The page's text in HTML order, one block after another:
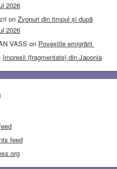
2026
onZvonuri din timpul și după
2026
VASS on Poveștile emigrării
Impresii (fragmentate) din Japonia
feed